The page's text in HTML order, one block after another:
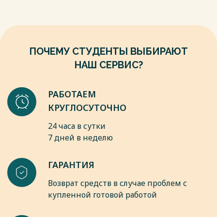
ПОЧЕМУ СТУДЕНТЫ ВЫБИРАЮТ
НАШ СЕРВИС?
РАБОТАЕМ
КРУГЛОСУТОЧНО
24 часа в сутки
7 дней в неделю
ГАРАНТИЯ
Возврат средств в случае проблем с
купленной готовой работой